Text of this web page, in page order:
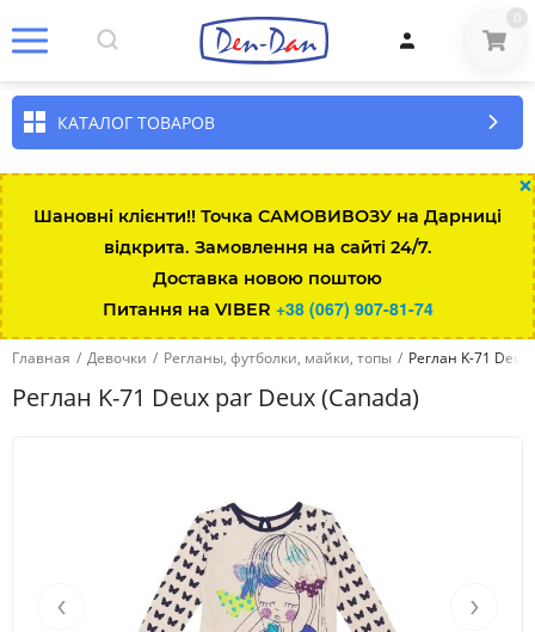
0
КАТАЛОГ ТОВАРОВ
×
Шановні клієнти!! Точка САМОВИВОЗУ на Дарниці
відкрита. Замовлення на сайті 24/7.
Доставка новою поштою
Питання на VIBER +38 (067) 907-81-74
Главная / Девочки / Регланы, футболки, майки, топы / Реглан K-71
Реглан K-71 Deux par Deux (Canada)
‹ ›